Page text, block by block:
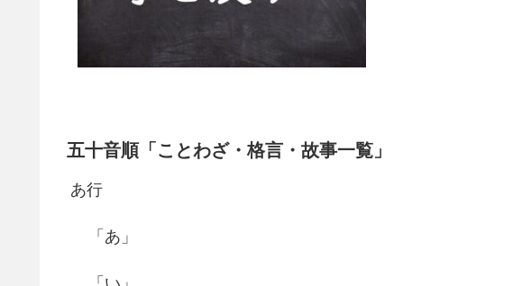
五十音順「ことわざ・格言・故事一覧」
あ行
「あ」